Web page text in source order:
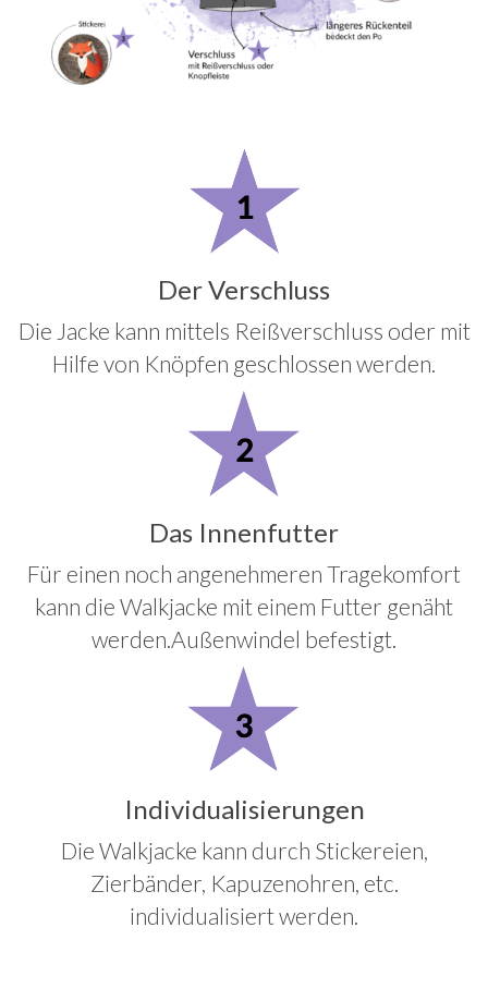
Der Verschluss
Die Jacke kann mittels Reißverschluss oder mit
Hilfe von Knöpfen geschlossen werden.
Das Innenfutter
Für einen noch angenehmeren Tragekomfort
kann die Walkjacke mit einem Futter genäht
werden.Außenwindel befestigt.
Individualisierungen
Die Walkjacke kann durch Stickereien,
Zierbänder, Kapuzenohren, etc.
individualisiert werden.